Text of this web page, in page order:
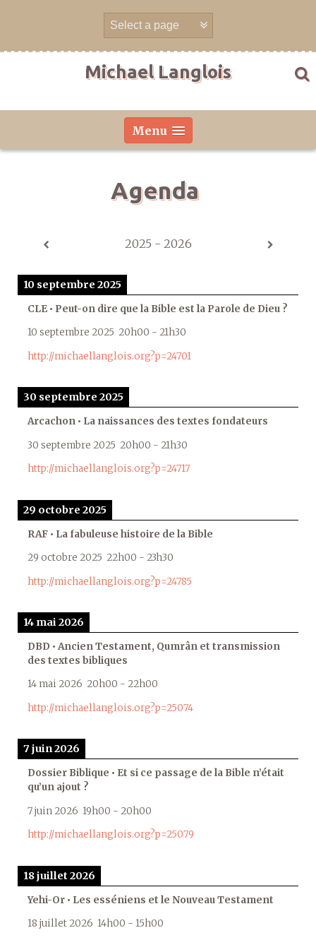
Michael Langlois
Menu
Agenda
2025 - 2026
10 septembre 2025
CLE • Peut-on dire que la Bible est la Parole de Dieu ?
10 septembre 2025 20h00 - 21h30
http://michaellanglois.org?p=24701
30 septembre 2025
Arcachon • La naissances des textes fondateurs
30 septembre 2025 20h00 - 21h30
http://michaellanglois.org?p=24717
29 octobre 2025
RAF • La fabuleuse histoire de la Bible
29 octobre 2025 22h00 - 23h30
http://michaellanglois.org?p=24785
14 mai 2026
DBD • Ancien Testament, Qumrân et transmission
des textes bibliques
14 mai 2026 20h00 - 22h00
http://michaellanglois.org?p=25074
7 juin 2026
Dossier Biblique • Et si ce passage de la Bible n’était
qu’un ajout ?
7 juin 2026 19h00 - 20h00
http://michaellanglois.org?p=25079
18 juillet 2026
Yehi-Or • Les esséniens et le Nouveau Testament
18 juillet 2026 14h00 - 15h00